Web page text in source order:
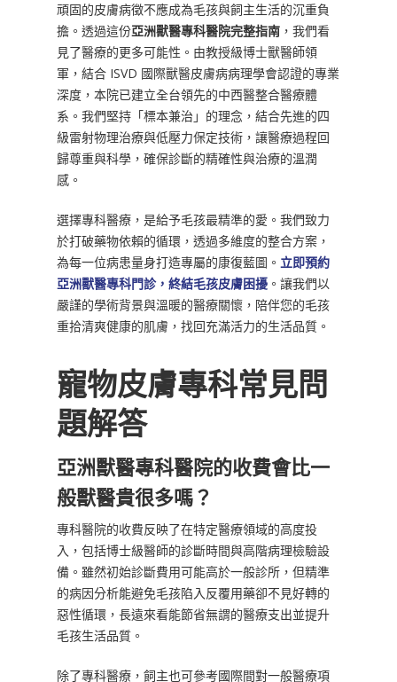
頑固的皮膚病徵不應成為毛孩與飼主生活的沉重負
擔。透過這份亞洲獸醫專科醫院完整指南 ，我們看
見了醫療的更多可能性。由教授級博士獸醫師領
軍，結合 ISVD 國際獸醫皮膚病病理學會認證的專業
深度，本院已建立全台領先的中西醫整合醫療體
系。我們堅持「標本兼治」的理念，結合先進的四
級雷射物理治療與低壓力保定技術，讓醫療過程回
歸尊重與科學，確保診斷的精確性與治療的溫潤
感。
選擇專科醫療，是給予毛孩最精準的愛。我們致力
於打破藥物依賴的循環，透過多維度的整合方案，
為每一位病患量身打造專屬的康復藍圖。 立即預約
亞洲獸醫專科門診，終結毛孩皮膚困擾 。讓我們以
嚴謹的學術背景與溫暖的醫療關懷，陪伴您的毛孩
重拾清爽健康的肌膚，找回充滿活力的生活品質。
寵物皮膚專科常見問
題解答
亞洲獸醫專科醫院的收費會比一
般獸醫貴很多嗎？
專科醫院的收費反映了在特定醫療領域的高度投
入，包括博士級醫師的診斷時間與高階病理檢驗設
備。雖然初始診斷費用可能高於一般診所，但精準
的病因分析能避免毛孩陷入反覆用藥卻不見好轉的
惡性循環，長遠來看能節省無謂的醫療支出並提升
毛孩生活品質。
除了專科醫療，飼主也可參考國際間對一般醫療項